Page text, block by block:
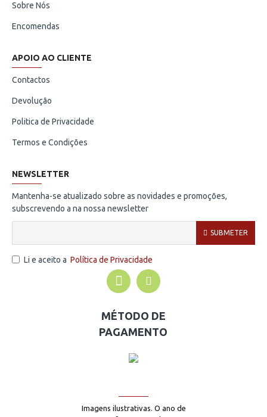
Sobre Nós
Encomendas
APOIO AO CLIENTE
Contactos
Devolução
Politica de Privacidade
Termos e Condições
NEWSLETTER
Mantenha-se atualizado sobre as novidades e promoções,
subscrevendo a na nossa newsletter
SUBMETER
Li e aceito a Política de Privacidade
MÉTODO DE
PAGAMENTO
Imagens ilustrativas. O ano de